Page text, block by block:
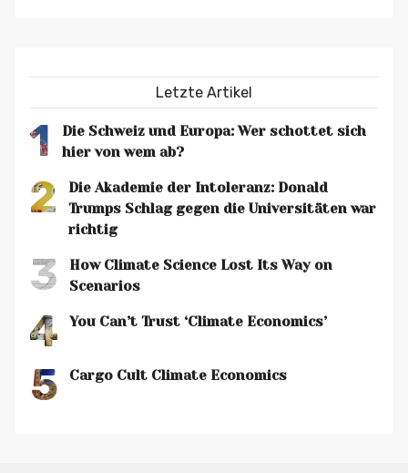
Letzte Artikel
1
Die Schweiz und Europa: Wer schottet sich
hier von wem ab?
2
Die Akademie der Intoleranz: Donald
Trumps Schlag gegen die Universitäten war
richtig
3
How Climate Science Lost Its Way on
Scenarios
4 You Can’t Trust ‘Climate Economics’
5 Cargo Cult Climate Economics